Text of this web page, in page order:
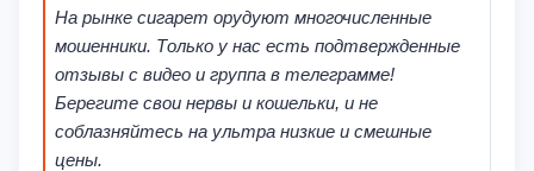
На рынке сигарет орудуют многочисленные
мошенники. Только у нас есть подтвержденные
отзывы с видео и группа в телеграмме!
Берегите свои нервы и кошельки, и не
соблазняйтесь на ультра низкие и смешные
цены.